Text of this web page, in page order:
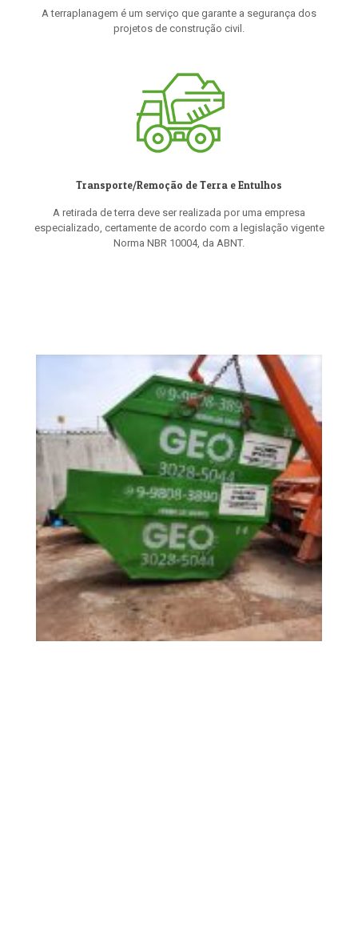
A terraplanagem é um serviço que garante a segurança dos
projetos de construção civil.
Transporte/Remoção de Terra e Entulhos
A retirada de terra deve ser realizada por uma empresa
especializado, certamente de acordo com a legislação vigente
Norma NBR 10004, da ABNT.